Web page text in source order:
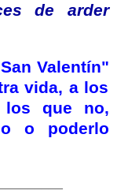
de arder
Valentín"
vida, a los
los que no,
o poderlo